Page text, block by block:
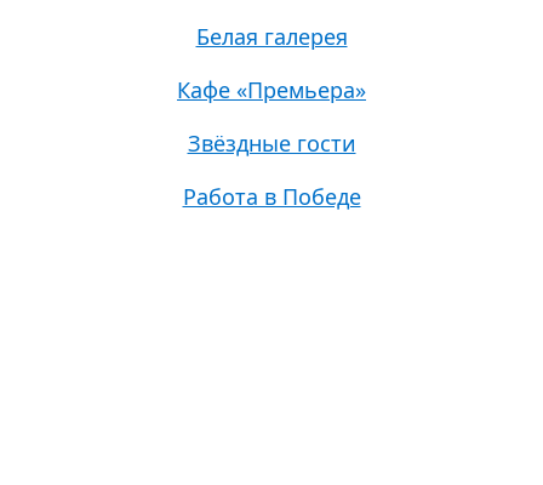
Белая галерея
Кафе «Премьера»
Звёздные гости
Работа в Победе